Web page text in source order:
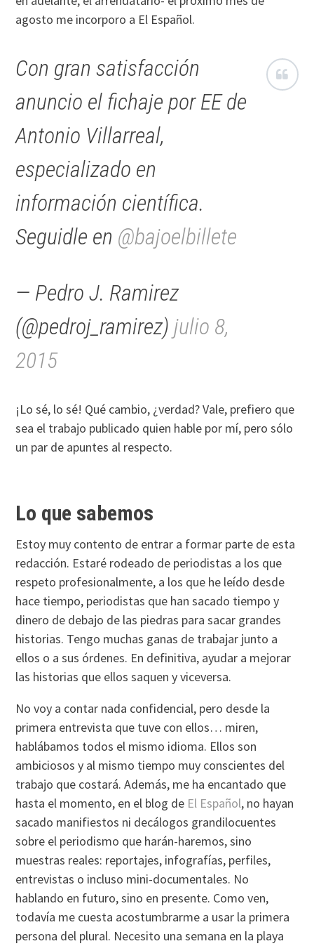
agosto me incorporo a El Español.
Con gran satisfacción
anuncio el fichaje por EE de
Antonio Villarreal,
especializado en
información científica.
Seguidle en @bajoelbillete
— Pedro J. Ramirez
(@pedroj_ramirez)julio 8,
2015
¡Lo sé, lo sé! Qué cambio, ¿verdad? Vale, prefiero que
sea el trabajo publicado quien hable por mí, pero sólo
un par de apuntes al respecto.
Lo que sabemos
Estoy muy contento de entrar a formar parte de esta
redacción. Estaré rodeado de periodistas a los que
respeto profesionalmente, a los que he leído desde
hace tiempo, periodistas que han sacado tiempo y
dinero de debajo de las piedras para sacar grandes
historias. Tengo muchas ganas de trabajar junto a
ellos o a sus órdenes. En definitiva, ayudar a mejorar
las historias que ellos saquen y viceversa.
No voy a contar nada confidencial, pero desde la
primera entrevista que tuve con ellos… miren,
hablábamos todos el mismo idioma. Ellos son
ambiciosos y al mismo tiempo muy conscientes del
trabajo que costará. Además, me ha encantado que
hasta el momento, en el blog de El Español, no hayan
sacado manifiestos ni decálogos grandilocuentes
sobre el periodismo que harán-haremos, sino
muestras reales: reportajes, infografías, perfiles,
entrevistas o incluso mini-documentales. No
hablando en futuro, sino en presente. Como ven,
todavía me cuesta acostumbrarme a usar la primera
persona del plural. Necesito una semana en la playa